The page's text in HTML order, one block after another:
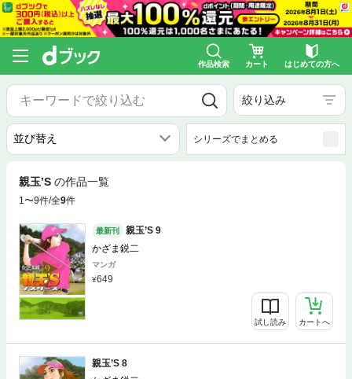
作品検索 カート はじめての方へ
絞り込み
シリーズでまとめる
親玉’S の作品一覧
1〜9件/全9件
最新刊
親玉’S 9
かざま鋭二
マンガ
649
試し読み カートへ
親玉’S 8